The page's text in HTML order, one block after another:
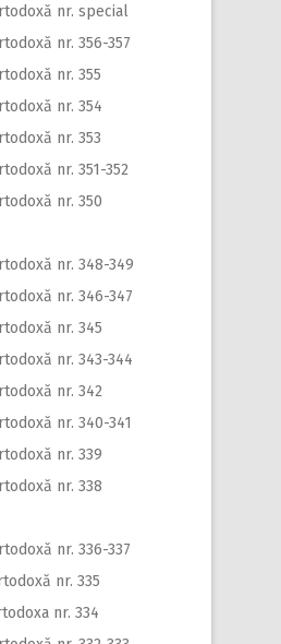
nr. special
nr. 356-357
nr. 355
nr. 354
nr. 353
nr. 351-352
nr. 350
nr. 348-349
nr. 346-347
nr. 345
nr. 343-344
nr. 342
nr. 340-341
nr. 339
nr. 338
nr. 336-337
nr. 335
nr. 334